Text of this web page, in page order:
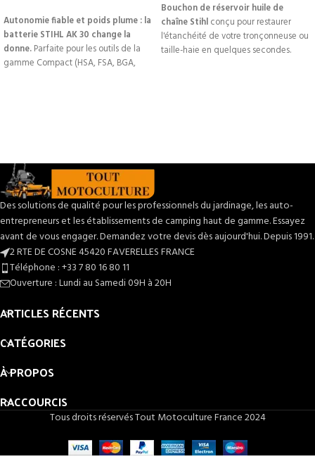
Autonomie fiable et poids plume : la
batterie STIHL AK 30 change la
donne. Parfaite pour les outils de la
gamme Compact (HSA, FSA, BGA,
minutes selon l’appareil utilisé — idéal
pour l’entretien des jardins ou les
travaux légers répétés. Garantie
constructeur 1 an (professionnels) / 2
ans (particuliers). Prix compétitif :
175,43 € TTC.Voir la BATTERIE STIHL AP
500 Spour usages intensifs.
Bouchon de réservoir huile de
chaîne Stihl conçu pour restaurer
l'étanchéité de votre tronçonneuse ou
taille-haie en quelques secondes.
fuites d'huile et prolonger la durée de
des performances optimales :Chaîne
STIHL Picco Micro.
Des solutions de qualité pour les professionnels du jardinage, les auto-
entrepreneurs et les établissements de camping haut de gamme. Essayez
avant de vous engager. Demandez votre devis dès aujourd'hui. Depuis 1991.
2 RTE DE COSNE 45420 FAVERELLES FRANCE
Téléphone : +33 7 80 16 80 11
Ouverture : Lundi au Samedi 09H à 20H
ARTICLES RÉCENTS
CATÉGORIES
À PROPOS
RACCOURCIS
Tous droits réservés Tout Motoculture France 2024